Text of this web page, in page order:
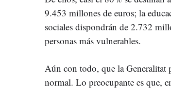
9.453 millones de euros; la
sociales dispondrán de 2.732
personas más vulnerables.
Aún con todo, que la Generalitat
normal. Lo preocupante es que,